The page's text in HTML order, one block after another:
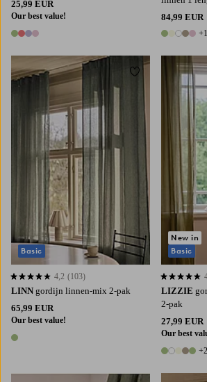
25,99 EUR
Our best value!
4 kleuren
84,99 EUR
6 kleuren
+1
LINN gordijn linnen-mix 2-pak
65,99 EUR
Our best value!
1 kleur
4,2 op basis van 103 beoordelingen
4,2 (103)
Basic
Toevoegen aan
LIZZIE
2-pak
27,99 EUR
Our best
7 kleuren
+2
4,4 op basis
New in
Basic
300